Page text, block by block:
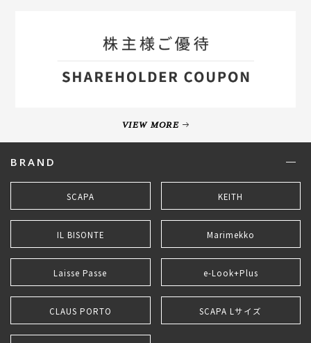
VIEW MORE
BRAND
SCAPA KEITH
IL BISONTE Marimekko
Laisse Passe e-Look+Plus
CLAUS PORTO SCAPA Lサイズ